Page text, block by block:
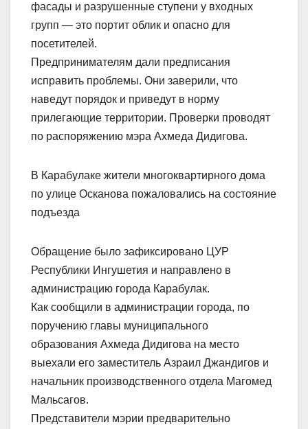
фасады и разрушенные ступени у входных
групп — это портит облик и опасно для
посетителей.
Предпринимателям дали предписания
исправить проблемы. Они заверили, что
наведут порядок и приведут в норму
прилегающие территории. Проверки проводят
по распоряжению мэра Ахмеда Дидигова.
В Карабулаке жители многоквартирного дома
по улице Осканова пожаловались на состояние
подъезда
Обращение было зафиксировано ЦУР
Республики Ингушетия и направлено в
администрацию города Карабулак.
Как сообщили в администрации города, по
поручению главы муниципального
образования Ахмеда Дидигова на место
выехали его заместитель Азраил Джандигов и
начальник производственного отдела Магомед
Мальсагов.
Представители мэрии предварительно